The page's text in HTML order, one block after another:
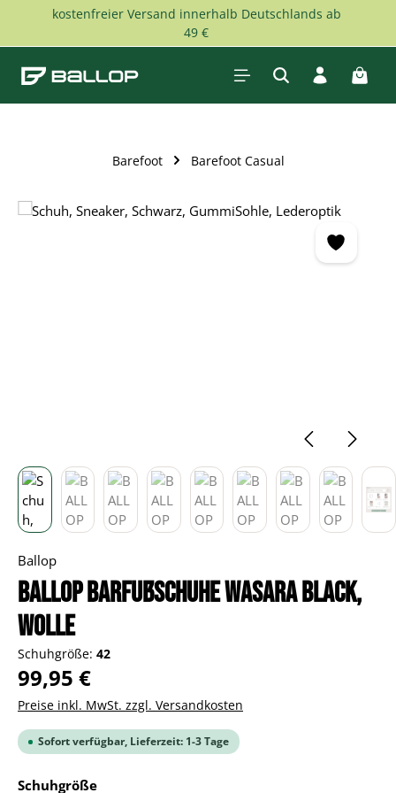
Zum Hauptinhalt springen
kostenfreier Versand innerhalb Deutschlands ab
49 €
Barefoot Barefoot Casual
Bildergalerie überspringen
Ballop
BALLOP Barfußschuhe Wasara black,
Wolle
Schuhgröße: 42
Regulärer Preis:
99,95 €
Preise inkl. MwSt. zzgl. Versandkosten
Sofort verfügbar, Lieferzeit: 1-3 Tage
Schuhgrößeauswählen